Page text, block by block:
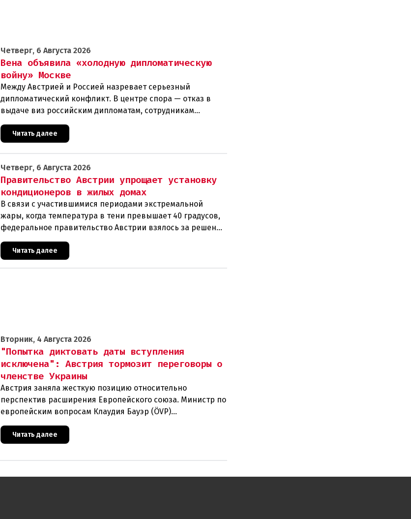
Четверг, 6 Августа 2026
Вена объявила «холодную дипломатическую
войну» Москве
Между Австрией и Россией назревает серьезный
дипломатический конфликт. В центре спора — отказ в
выдаче виз российским дипломатам, сотрудникам
посольства и работникам международных организаций,
которые
Читать далее
Четверг, 6 Августа 2026
Правительство Австрии упрощает установку
кондиционеров в жилых домах
В связи с участившимися периодами экстремальной
жары, когда температура в тени превышает 40 градусов,
федеральное правительство Австрии взялось за решение
проблемы перегрева жилых помещений. В среду н
Читать далее
Вторник, 4 Августа 2026
"Попытка диктовать даты вступления
исключена": Австрия тормозит переговоры о
членстве Украины
Австрия заняла жесткую позицию относительно
перспектив расширения Европейского союза. Министр по
европейским вопросам Клаудия Бауэр (ÖVP)
категорически исключила возможность ускоренного
присоединения
Читать далее